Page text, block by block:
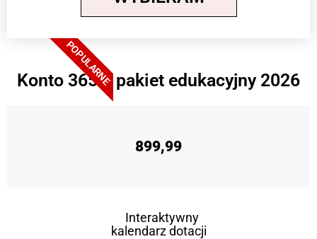
POPULARNE
Konto 365 + pakiet edukacyjny 2026
899,99
Interaktywny
kalendarz dotacji